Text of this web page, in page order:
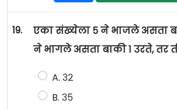
19.
एका संख्येला ५ ने भाजले असता
ने भागले असता बाकी १ उरते, तर
A. ३२
B. ३५